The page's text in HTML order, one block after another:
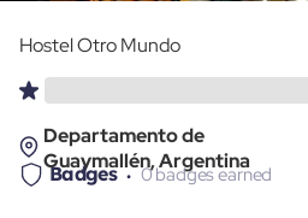
Hostel Otro Mundo
Departamento de
Guaymallén, Argentina
Badges 0 badges earned